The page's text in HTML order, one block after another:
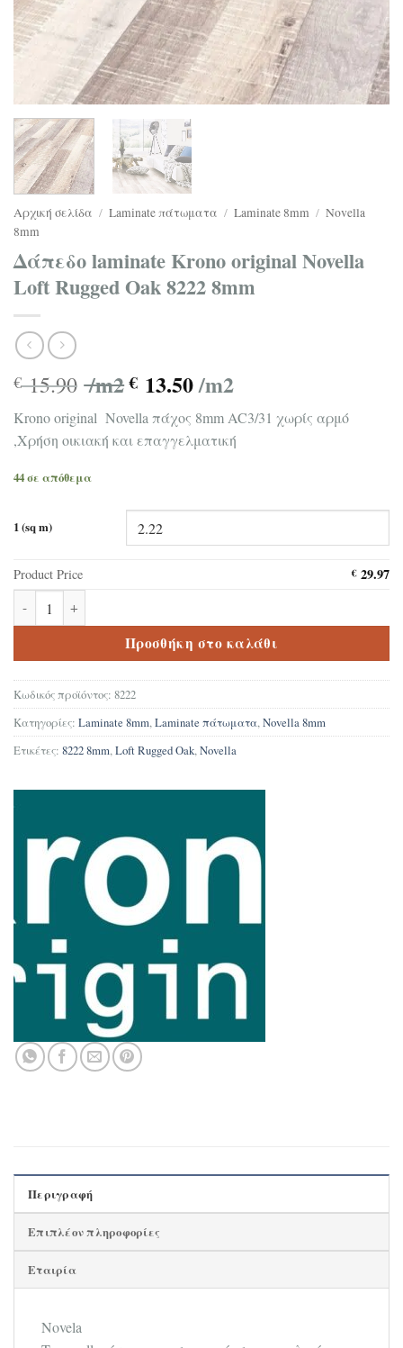
Αρχική σελίδα / Laminate πάτωματα / Laminate 8mm / Novella
8mm
Δάπεδο laminate Krono original Novella
Loft Rugged Oak 8222 8mm
€15.90 /m2 € 13.50/m2
Krono original Novella πάχος 8mm AC3/31 χωρίς αρμό
,Χρήση οικιακή και επαγγελματική
44 σε απόθεμα
1 (sq m)
Product Price €29.97
Προσθήκη στο καλάθι
Κωδικός προϊόντος: 8222
Κατηγορίες: Laminate 8mm,Laminate πάτωματα,Novella 8mm
Ετικέτες: 8222 8mm,Loft Rugged Oak,Novella
Περιγραφή
Επιπλέον πληροφορίες
Εταιρία
Νοvela